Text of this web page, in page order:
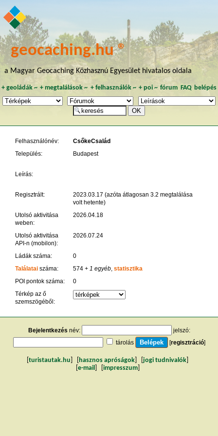
geocaching.hu ®
a Magyar Geocaching Közhasznú Egyesület hivatalos oldala
+ geoládák~ +megtalálások ~ + felhasználók~ + poi~ fórum FAQ belépés
Felhasználónév:
CsőkeCsalád
Település:
Budapest
Leírás:
Regisztrált:
2023.03.17 (azóta átlagosan 3.2 megtalálása
volt hetente)
Utolsó aktivitása
weben:
2026.04.18
Utolsó aktivitása
API-n (mobilon):
2026.07.24
Ládák száma:
0
Találataiszáma: 574+ 1 egyéb, statisztika
POI pontok száma:
0
Térkép az ő
szemszögéből:
Bejelentkezés név:
jelszó:
tárolás
[regisztráció]
turistautak.hu hasznos apróságok jogi tudnivalók
e-mail impresszum]